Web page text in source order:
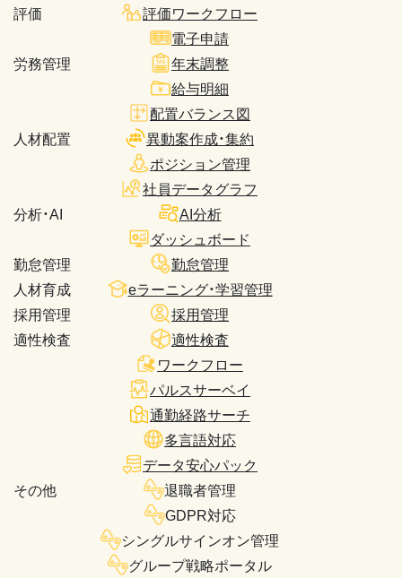
評価
評価ワークフロー
労務管理
電子申請
年末調整
給与明細
人材配置
配置バランス図
異動案作成・集約
ポジション管理
分析・AI
社員データグラフ
AI分析
ダッシュボード
勤怠管理
勤怠管理
人材育成
eラーニング・学習管理
採用管理
採用管理
適性検査
適性検査
その他
ワークフロー
パルスサーベイ
通勤経路サーチ
多言語対応
データ安心パック
退職者管理
GDPR対応
シングルサインオン管理
グループ戦略ポータル